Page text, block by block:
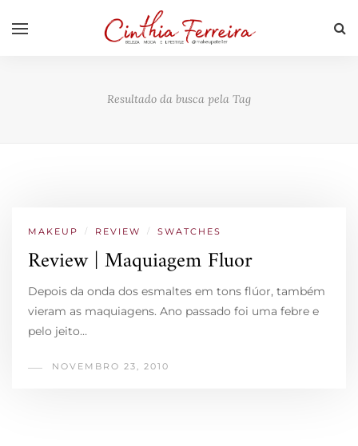
Resultado da busca pela Tag
MAKEUP / REVIEW / SWATCHES
Review | Maquiagem Fluor
Depois da onda dos esmaltes em tons flúor, também
vieram as maquiagens. Ano passado foi uma febre e
pelo jeito…
NOVEMBRO 23, 2010